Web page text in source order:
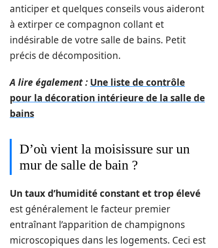
anticiper et quelques conseils vous aideront
à extirper ce compagnon collant et
indésirable de votre salle de bains. Petit
précis de décomposition.
A lire également : Une liste de contrôle
pour la décoration intérieure de la salle de
bains
D’où vient la moisissure sur un
mur de salle de bain ?
Un taux d’humidité constant et trop élevé
est généralement le facteur premier
entraînant l’apparition de champignons
microscopiques dans les logements. Ceci est